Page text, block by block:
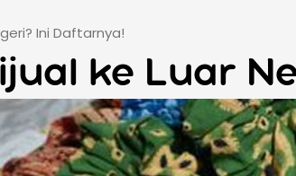
Ini Daftarnya!
ke Luar